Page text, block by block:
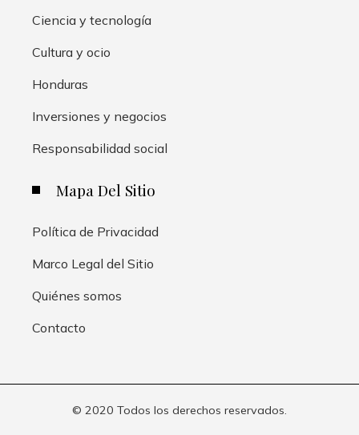
Ciencia y tecnología
Cultura y ocio
Honduras
Inversiones y negocios
Responsabilidad social
Mapa Del Sitio
Política de Privacidad
Marco Legal del Sitio
Quiénes somos
Contacto
© 2020 Todos los derechos reservados.